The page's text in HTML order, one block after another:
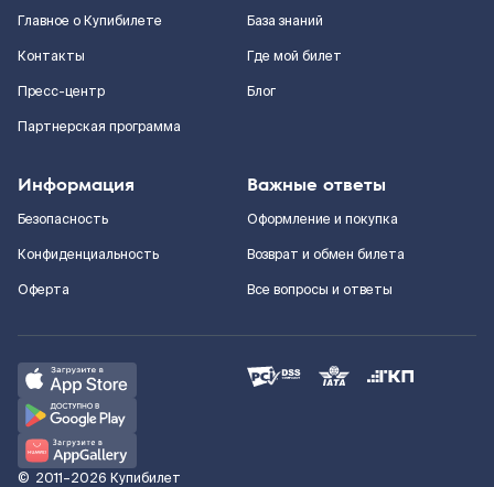
Главное о Купибилете
Контакты
Пресс-центр
Партнерская программа
База знаний
Где мой билет
Блог
Информация
Безопасность
Конфиденциальность
Оферта
Важные ответы
Оформление и покупка
Возврат и обмен билета
Все вопросы и ответы
© 2011–2026 Купибилет